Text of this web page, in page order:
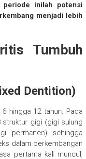
periode inilah potensi
menjadi lebih
Tumbuh
Dentition)
hingga 12 tahun. Pada
gigi (gigi sulung
permanen) sehingga
dalam perkembangan
pertama kali muncul,